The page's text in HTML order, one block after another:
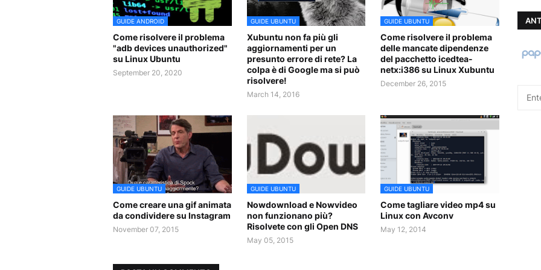
GUIDE ANDROID
Come risolvere il problema
"adb devices unauthorized"
su Linux Ubuntu
September 20, 2020
GUIDE UBUNTU
Xubuntu non fa più gli
aggiornamenti per un
presunto errore di rete? La
colpa è di Google ma si può
risolvere!
March 14, 2016
GUIDE UBUNTU
Come risolvere il problema
delle mancate dipendenze
del pacchetto icedtea-
netx:i386 su Linux Xubuntu
December 26, 2015
GUIDE UBUNTU
Come creare una gif animata
da condividere su Instagram
November 07, 2015
GUIDE UBUNTU
Nowdownload e Nowvideo
non funzionano più?
Risolvete con gli Open DNS
May 05, 2015
GUIDE UBUNTU
Come tagliare video mp4 su
Linux con Avconv
May 12, 2014